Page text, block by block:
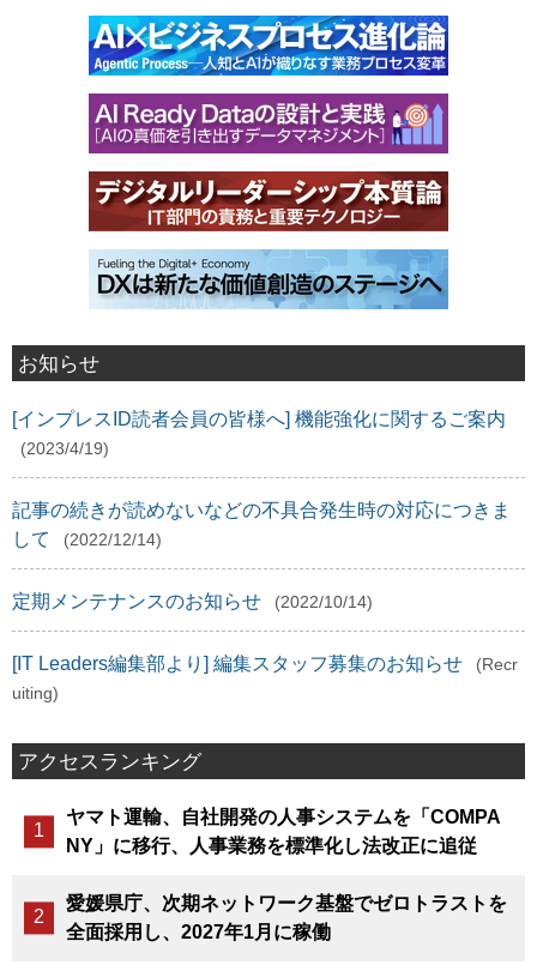
お知らせ
[インプレスID読者会員の皆様へ] 機能強化に関するご案内
(2023/4/19)
記事の続きが読めないなどの不具合発生時の対応につきま
して
(2022/12/14)
定期メンテナンスのお知らせ (2022/10/14)
[IT Leaders編集部より] 編集スタッフ募集のお知らせ
(Recr
uiting)
アクセスランキング
ヤマト運輸、自社開発の人事システムを「COMPA
NY」に移行、人事業務を標準化し法改正に追従
愛媛県庁、次期ネットワーク基盤でゼロトラストを
全面採用し、2027年1月に稼働